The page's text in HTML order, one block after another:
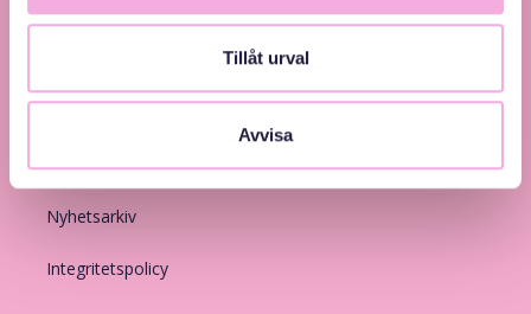
Tillåt urval
Avvisa
Medlemskap
Nyhetsarkiv
Integritetspolicy